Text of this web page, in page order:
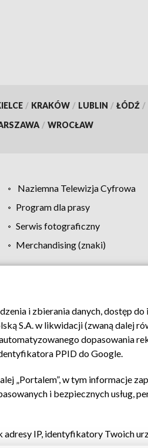
/ KRAKÓW / LUBLIN / ŁÓDŹ /
/ WROCŁAW
Naziemna Telewizja Cyfrowa
Program dla prasy
Serwis fotograficzny
Merchandising (znaki)
Biuro reklamy Kontakt
i zbierania danych, dostęp
S.A. w likwidacji (zwaną dalej
dopasowania
PPID do Google.
„Portalem”, w tym informacje
i bezpiecznych usług,
adresy IP, identyfikatory Twoich